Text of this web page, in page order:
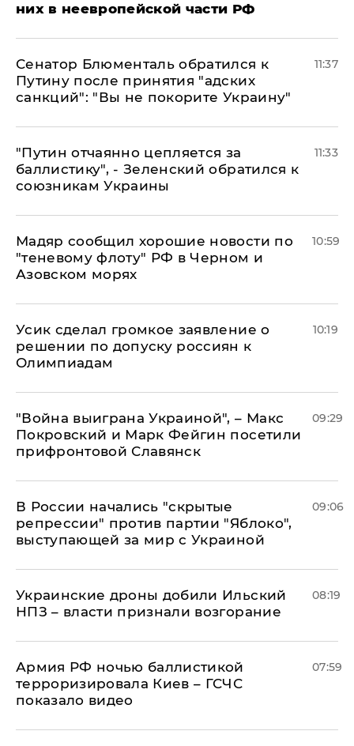
них в неевропейской части РФ
Сенатор Блюменталь обратился к
Путину после принятия "адских
санкций": "Вы не покорите Украину"
11:37
"Путин отчаянно цепляется за
баллистику", - Зеленский обратился к
союзникам Украины
11:33
Мадяр сообщил хорошие новости по
"теневому флоту" РФ в Черном и
Азовском морях
10:59
Усик сделал громкое заявление о
решении по допуску россиян к
Олимпиадам
10:19
"Война выиграна Украиной", – Макс
Покровский и Марк Фейгин посетили
прифронтовой Славянск
09:29
В России начались "скрытые
репрессии" против партии "Яблоко",
выступающей за мир с Украиной
09:06
Украинские дроны добили Ильский
НПЗ – власти признали возгорание
08:19
Армия РФ ночью баллистикой
терроризировала Киев – ГСЧС
показало видео
07:59